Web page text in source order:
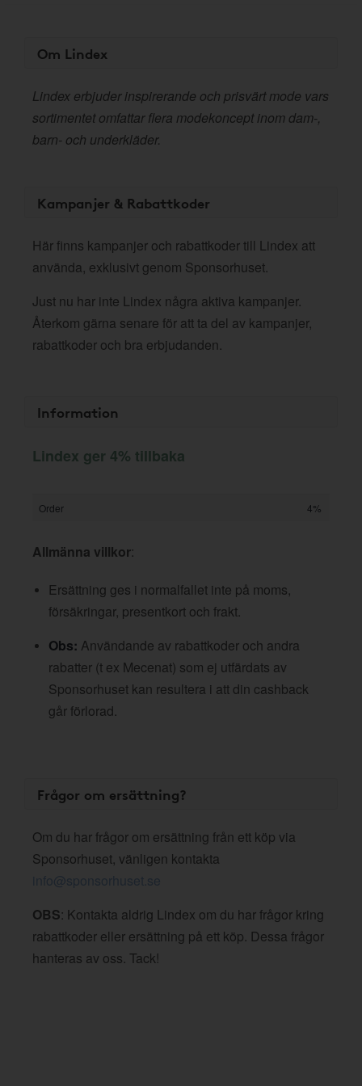
Om Lindex
Lindex erbjuder inspirerande och prisvärt mode vars
sortimentet omfattar flera modekoncept inom dam-,
barn- och underkläder.
Kampanjer & Rabattkoder
Här finns kampanjer och rabattkoder till Lindex att
använda, exklusivt genom Sponsorhuset.
Just nu har inte Lindex några aktiva kampanjer.
Återkom gärna senare för att ta del av kampanjer,
rabattkoder och bra erbjudanden.
Information
Lindex ger 4% tillbaka
Order 4%
Allmänna villkor:
Ersättning ges i normalfallet inte på moms,
försäkringar, presentkort och frakt.
Obs: Användande av rabattkoder och andra
rabatter (t ex Mecenat) som ej utfärdats av
Sponsorhuset kan resultera i att din cashback
går förlorad.
Frågor om ersättning?
Om du har frågor om ersättning från ett köp via
Sponsorhuset, vänligen kontakta
info@sponsorhuset.se
OBS: Kontakta aldrig Lindex om du har frågor kring
rabattkoder eller ersättning på ett köp. Dessa frågor
hanteras av oss. Tack!